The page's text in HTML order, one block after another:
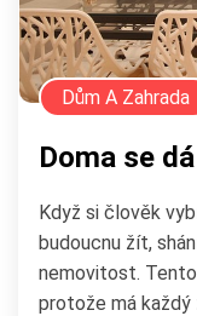
Dům A Zahrada
Doma se
Když si člověk
budoucnu žít,
nemovitost.
protože má každý